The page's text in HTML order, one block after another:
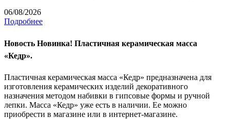
06/08/2026
Подробнее
Новость Новинка! Пластичная керамическая масса
«Кедр».
Пластичная керамическая масса «Кедр» предназначена для
изготовления керамических изделий декоративного
назначения методом набивки в гипсовые формы и ручной
лепки. Масса «Кедр» уже есть в наличии. Ее можно
приобрести в магазине или в интернет-магазине.